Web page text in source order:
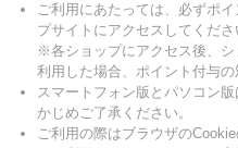
ご利用にあたっては、必ずポ
プサイトにアクセスしてくださ
※各ショップにアクセス後、
利用した場合、ポイント付与の
スマートフォン版とパソコン
かじめご了承ください。
ご利用の際はブラウザの